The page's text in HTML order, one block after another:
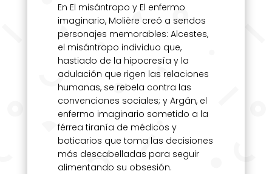
En El misántropo y El enfermo
imaginario, Molière creó a sendos
personajes memorables: Alcestes,
el misántropo individuo que,
hastiado de la hipocresía y la
adulación que rigen las relaciones
humanas, se rebela contra las
convenciones sociales; y Argán, el
enfermo imaginario sometido a la
férrea tiranía de médicos y
boticarios que toma las decisiones
más descabelladas para seguir
alimentando su obsesión.